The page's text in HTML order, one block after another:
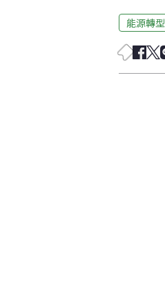
能源轉型